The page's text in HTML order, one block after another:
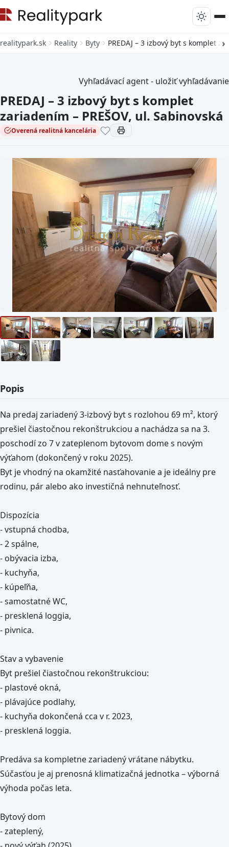
realitypark.sk Reality Byty PREDAJ – 3 izbový byt s komplet
Vyhľadávací agent - uložiť vyhľadávanie
PREDAJ – 3 izbový byt s komplet
zariadením – PREŠOV, ul. Sabinovská
Overená realitná kancelária
Popis
Na predaj zariadený 3-izbový byt s rozlohou 69 m², ktorý
prešiel čiastočnou rekonštrukciou a nachádza sa na 3.
poschodí zo 7 v zateplenom bytovom dome s novým
výťahom (dokončený v roku 2025).
Byt je vhodný na okamžité nasťahovanie a je ideálny pre
rodinu, pár alebo ako investičná nehnuteľnosť.
Dispozícia
- vstupná chodba,
- 2 spálne,
- obývacia izba,
- kuchyňa,
- kúpeľňa,
- samostatné WC,
- presklená loggia,
- pivnica.
Stav a vybavenie
Byt prešiel čiastočnou rekonštrukciou:
- plastové okná,
- plávajúce podlahy,
- kuchyňa dokončená cca v r. 2023,
- presklená loggia.
Predáva sa kompletne zariadený vrátane nábytku.
Súčasťou je aj prenosná klimatizačná jednotka – výborná
výhoda počas leta.
Bytový dom
- zateplený,